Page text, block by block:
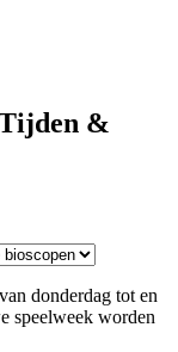
&
donderdag tot en
speelweek worden